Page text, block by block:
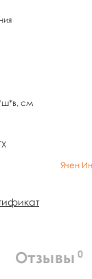
см
Ячен
Отзывы 0